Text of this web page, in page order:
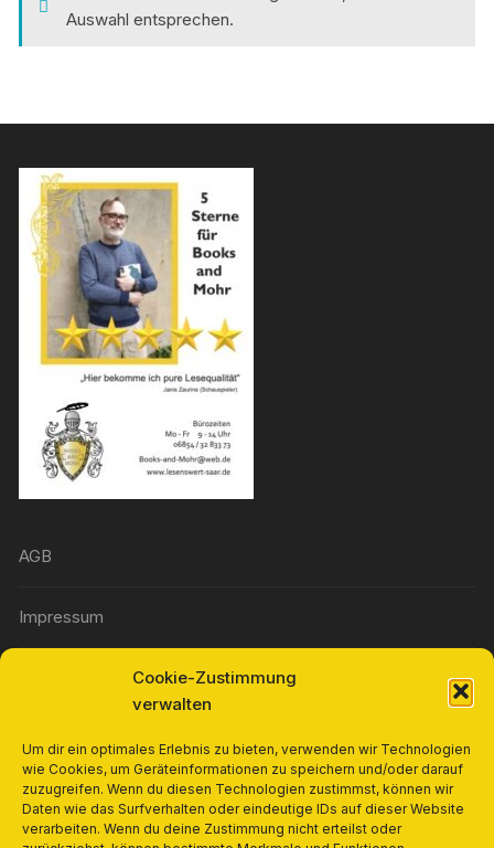
Cookie-Zustimmung
verwalten
Um dir ein optimales Erlebnis zu bieten, verwenden wir Technologien
wie Cookies, um Geräteinformationen zu speichern und/oder darauf
zuzugreifen. Wenn du diesen Technologien zustimmst, können wir
Daten wie das Surfverhalten oder eindeutige IDs auf dieser Website
verarbeiten. Wenn du deine Zustimmung nicht erteilst oder
Auswahl entsprechen.
AGB
Impressum
Widerrufsbelehrung
Cookie-Richtlinie (EU)